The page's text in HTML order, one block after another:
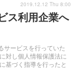
ス利用企業へ
サービスを行っていた
対し個人情報保護法に
基づく指導を行ったと
2019.12.12 Thu 8:00